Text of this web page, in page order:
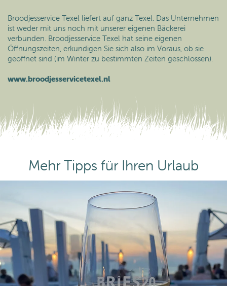
Broodjesservice Texel liefert auf ganz Texel. Das Unternehmen
ist weder mit uns noch mit unserer eigenen Bäckerei
verbunden. Broodjesservice Texel hat seine eigenen
Öffnungszeiten, erkundigen Sie sich also im Voraus, ob sie
geöffnet sind (im Winter zu bestimmten Zeiten geschlossen).
www.broodjesservicetexel.nl
Mehr Tipps für Ihren Urlaub